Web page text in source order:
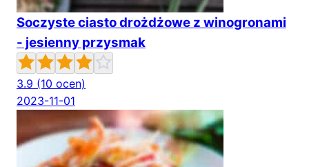
Soczyste ciasto drożdżowe z winogronami
- jesienny przysmak
3.9 (10 ocen)
2023-11-01